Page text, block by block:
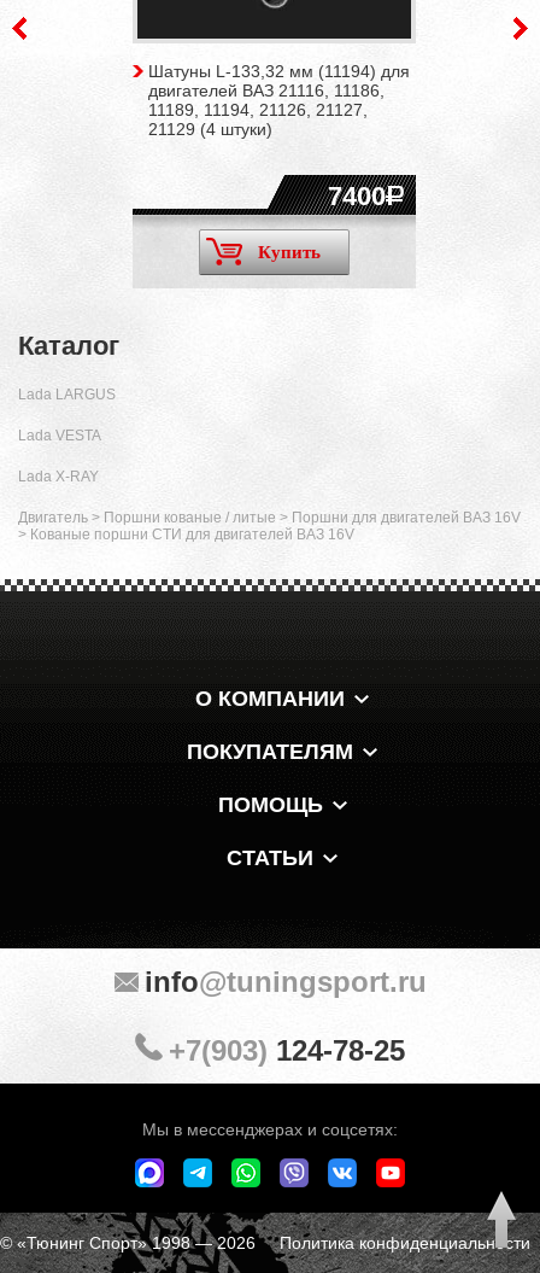
Шатуны L-133,32 мм (11194) для
двигателей ВАЗ 21116, 11186,
11189, 11194, 21126, 21127,
21129 (4 штуки)
7400
Купить
Каталог
Lada LARGUS
Lada VESTA
Lada X-RAY
Двигатель > Поршни кованые / литые > Поршни для двигателей ВАЗ 16V
> Кованые поршни СТИ для двигателей ВАЗ 16V
О КОМПАНИИ
ПОКУПАТЕЛЯМ
ПОМОЩЬ
СТАТЬИ
Мы в мессенджерах и соцсетях:
info@tuningsport.ru
+7(903) 124-78-25
© «Тюнинг Спорт» 1998 — 2026Политика конфиденциальности